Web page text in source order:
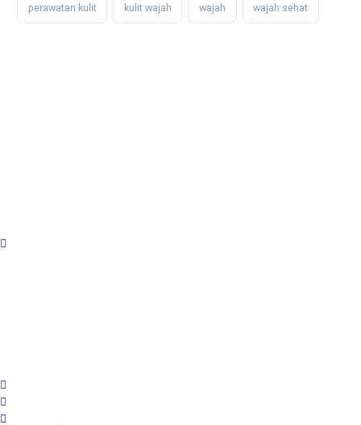
perawatan kulit kulit wajah wajah wajah sehat